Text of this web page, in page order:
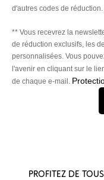
d'autres codes de réduction.
** Vous recevrez la
de réduction exclusifs, les
personnalisées. Vous
l'avenir en cliquant sur le
de chaque e-mail.
Profitez de